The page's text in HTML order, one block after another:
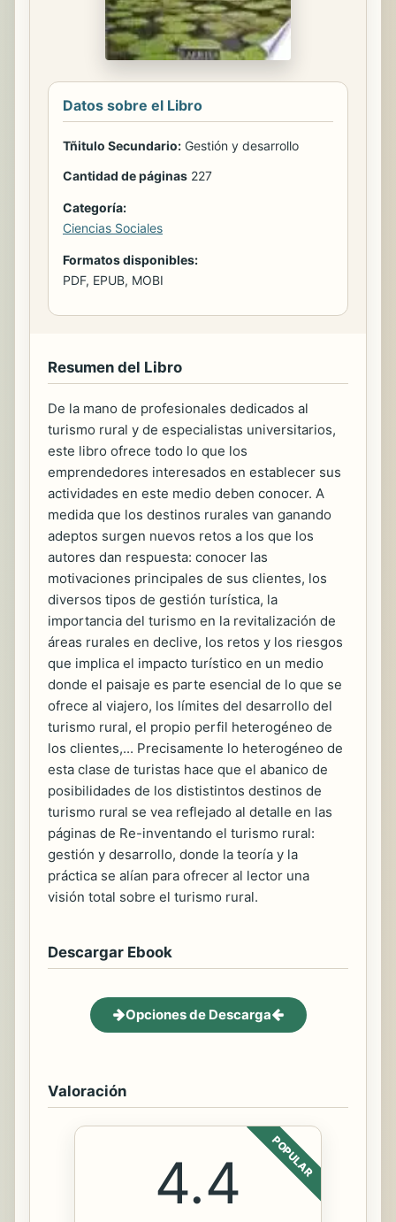
Datos sobre el Libro
Tñitulo Secundario: Gestión y desarrollo
Cantidad de páginas 227
Categoría:
Ciencias Sociales
Formatos disponibles:
PDF, EPUB, MOBI
Resumen del Libro
De la mano de profesionales dedicados al
turismo rural y de especialistas universitarios,
este libro ofrece todo lo que los
emprendedores interesados en establecer sus
actividades en este medio deben conocer. A
medida que los destinos rurales van ganando
adeptos surgen nuevos retos a los que los
autores dan respuesta: conocer las
motivaciones principales de sus clientes, los
diversos tipos de gestión turística, la
importancia del turismo en la revitalización de
áreas rurales en declive, los retos y los riesgos
que implica el impacto turístico en un medio
donde el paisaje es parte esencial de lo que se
ofrece al viajero, los límites del desarrollo del
turismo rural, el propio perfil heterogéneo de
los clientes,... Precisamente lo heterogéneo de
esta clase de turistas hace que el abanico de
posibilidades de los dististintos destinos de
turismo rural se vea reflejado al detalle en las
páginas de Re-inventando el turismo rural:
gestión y desarrollo, donde la teoría y la
práctica se alían para ofrecer al lector una
visión total sobre el turismo rural.
Descargar Ebook
Opciones de Descarga
Valoración
POPULAR
4.4